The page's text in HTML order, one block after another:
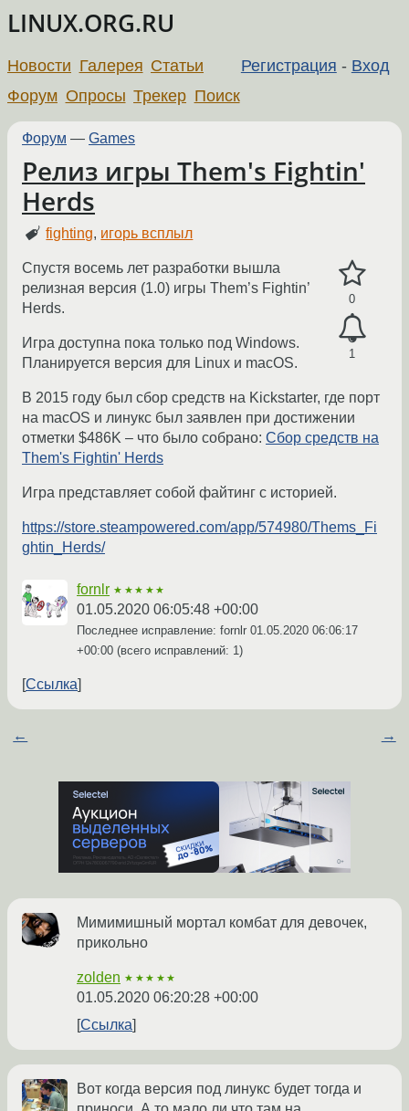
LINUX.ORG.RU
Регистрация - Вход
Новости Галерея Статьи
Форум Опросы Трекер Поиск
Форум — Games
Релиз игры Them's Fightin'
Herds
fighting, игорь всплыл
0
1
Спустя восемь лет разработки вышла
релизная версия (1.0) игры Them’s Fightin’
Herds.
Игра доступна пока только под Windows.
Планируется версия для Linux и macOS.
В 2015 году был сбор средств на Kickstarter, где порт
на macOS и линукс был заявлен при достижении
отметки $486K – что было собрано: Сбор средств на
Them's Fightin' Herds
Игра представляет собой файтинг с историей.
https://store.steampowered.com/app/574980/Thems_Fi
ghtin_Herds/
fornlr ★★★★★
01.05.2020 06:05:48 +00:00
Последнее исправление: fornlr 01.05.2020 06:06:17
+00:00 (всего исправлений: 1)
Ссылка
← →
Мимимишный мортал комбат для девочек,
прикольно
zolden ★★★★★
01.05.2020 06:20:28 +00:00
Ссылка
Вот когда версия под линукс будет тогда и